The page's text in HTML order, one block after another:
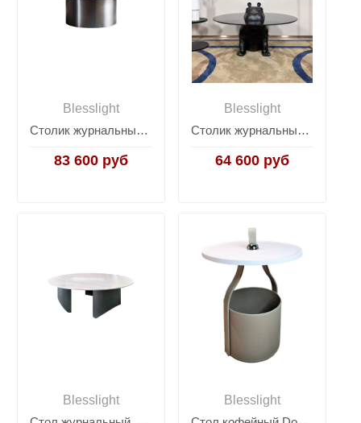
Blesslight
Столик журнальный Vecoli L
83 600 руб
Blesslight
Столик журнальный Hippo
64 600 руб
Blesslight
Blesslight